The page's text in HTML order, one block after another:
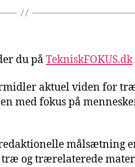
du på TekniskFOKUS.dk
aktuel viden for
med fokus på
målsætning
træ og trærelaterede